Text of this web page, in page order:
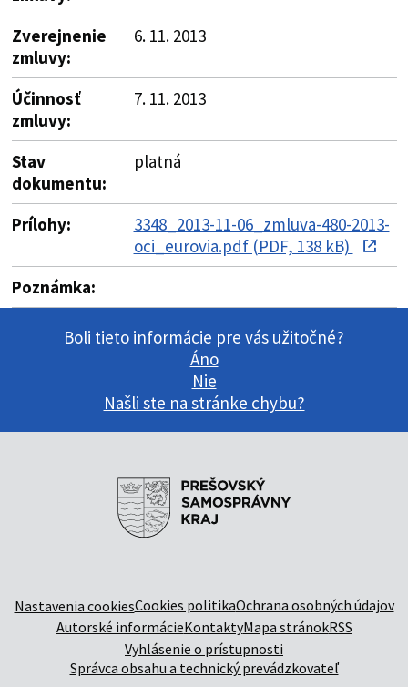
Zverejnenie
zmluvy:
6. 11. 2013
Účinnosť
zmluvy:
7. 11. 2013
Stav
dokumentu:
platná
Prílohy:
3348_2013-11-06_zmluva-480-2013-
oci_eurovia.pdf (PDF, 138 kB)
Poznámka:
Boli tieto informácie pre vás užitočné?
Áno
Nie
Našli ste na stránke chybu?
Nastavenia cookiesCookies politikaOchrana osobných údajov
Autorské informácieKontaktyMapa stránokRSS
Vyhlásenie o prístupnosti
Správca obsahu a technický prevádzkovateľ